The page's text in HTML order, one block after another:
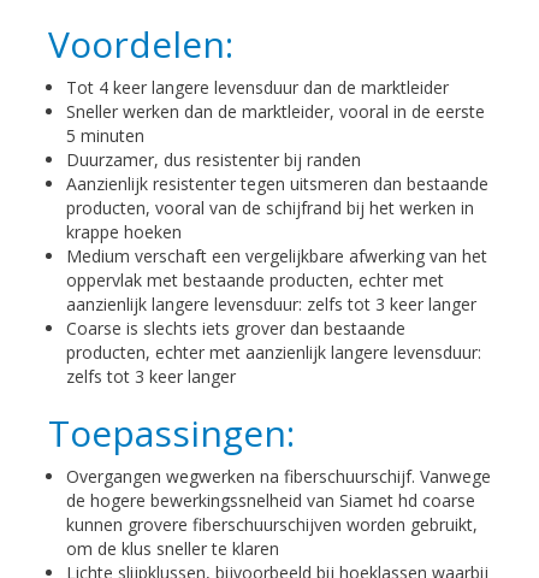
Voordelen:
Tot 4 keer langere levensduur dan de marktleider
Sneller werken dan de marktleider, vooral in de eerste
5 minuten
Duurzamer, dus resistenter bij randen
Aanzienlijk resistenter tegen uitsmeren dan bestaande
producten, vooral van de schijfrand bij het werken in
krappe hoeken
Medium verschaft een vergelijkbare afwerking van het
oppervlak met bestaande producten, echter met
aanzienlijk langere levensduur: zelfs tot 3 keer langer
Coarse is slechts iets grover dan bestaande
producten, echter met aanzienlijk langere levensduur:
zelfs tot 3 keer langer
Toepassingen:
Overgangen wegwerken na fiberschuurschijf. Vanwege
de hogere bewerkingssnelheid van Siamet hd coarse
kunnen grovere fiberschuurschijven worden gebruikt,
om de klus sneller te klaren
Lichte slijpklussen, bijvoorbeeld bij hoeklassen waarbij